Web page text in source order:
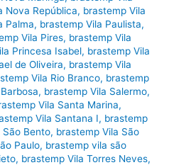
Nova República, brastemp Vila
Palma, brastemp Vila Paulista,
Vila Pires, brastemp Vila
Princesa Isabel, brastemp Vila
de Oliveira, brastemp Vila
Vila Rio Branco, brastemp
, brastemp Vila Salermo,
Vila Santa Marina,
Vila Santana I, brastemp
São Bento, brastemp Vila São
Paulo, brastemp vila são
, brastemp Vila Torres Neves,